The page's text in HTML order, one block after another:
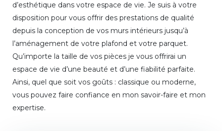
d’esthétique dans votre espace de vie. Je suis à votre
disposition pour vous offrir des prestations de qualité
depuis la conception de vos murs intérieurs jusqu’à
l’aménagement de votre plafond et votre parquet.
Qu’importe la taille de vos pièces je vous offrirai un
espace de vie d’une beauté et d’une fiabilité parfaite.
Ainsi, quel que soit vos goûts : classique ou moderne,
vous pouvez faire confiance en mon savoir-faire et mon
expertise.